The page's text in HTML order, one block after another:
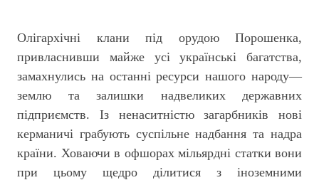
Олігархічні клани під орудою Порошенка,
привласнивши майже усі українські багатства,
замахнулись на останні ресурси нашого народу—
землю та залишки надвеликих державних
підприємств. Із ненаситністю загарбників нові
керманичі грабують суспільне надбання та надра
країни. Ховаючи в офшорах мільярдні статки вони
при цьому щедро ділитися з іноземними